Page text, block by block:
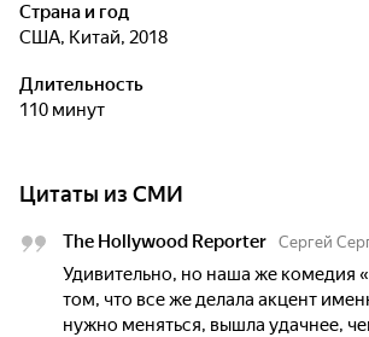
Страна и год
США, Китай, 2018
Длительность
110 минут
Цитаты из СМИ
The Hollywood Reporter Сергей
Удивительно, но наша же комедия
том, что все же делала акцент
нужно меняться, вышла удачнее,